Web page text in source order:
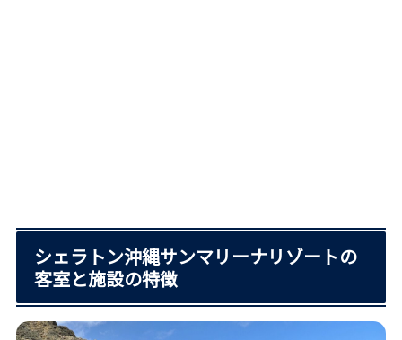
シェラトン沖縄サンマリーナリゾートの
客室と施設の特徴